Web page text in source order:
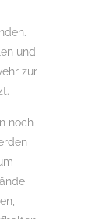
und
zur
noch